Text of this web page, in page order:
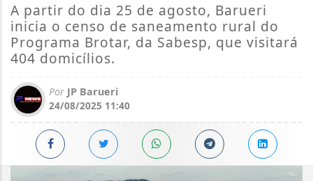
A partir do dia 25 de agosto, Barueri
inicia o censo de saneamento rural do
Programa Brotar, da Sabesp, que visitará
404 domicílios.
Por JP Barueri
24/08/2025 11:40